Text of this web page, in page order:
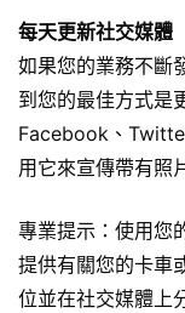
每天更新社交媒體
如果您的業務不斷
到您的最佳方式是
Facebook、
用它來宣傳帶有照
專業提示：使用您
提供有關您的卡車
位並在社交媒體上